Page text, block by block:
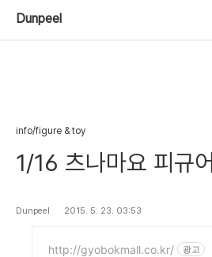
Dunpeel
info/figure & toy
1/16 츠나마요 피규어
Dunpeel 2015. 5. 23. 03:53
http://gyobokmall.co.kr/ 광고